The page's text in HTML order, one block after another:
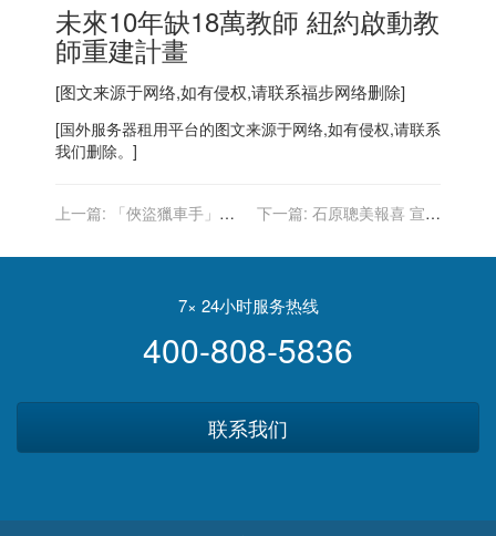
未來10年缺18萬教師 紐約啟動教
師重建計畫
[图文来源于网络,如有侵权,请联系福步网络删除]
[国外服务器租用平台的图文来源于网络,如有侵权,请联系
我们删除。]
上一篇:
「俠盜獵車手」母
大廠Zynga
下一篇: 石原聰美報喜 宣布
7× 24小时服务热线
400-808-5836
联系我们